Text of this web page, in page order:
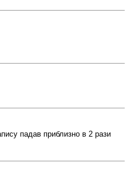
падав приблизно в 2 рази